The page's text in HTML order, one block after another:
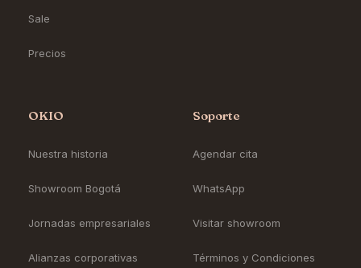
Sale
Precios
OKIO
Nuestra historia
Showroom Bogotá
Jornadas empresariales
Alianzas corporativas
Soporte
Agendar cita
WhatsApp
Visitar showroom
Términos y Condiciones